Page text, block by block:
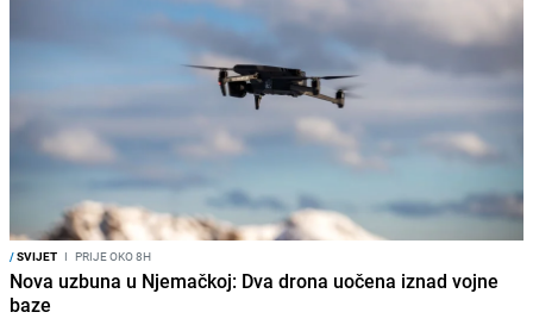
/SVIJET I PRIJE OKO 8H
Nova uzbuna u Njemačkoj: Dva drona uočena iznad vojne
baze